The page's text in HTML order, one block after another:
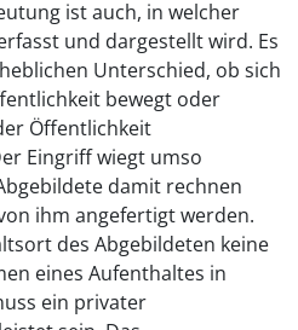
ist auch, in welcher
und dargestellt wird. Es
Unterschied, ob sich
bewegt oder
Öffentlichkeit
Eingriff wiegt umso
damit rechnen
ihm angefertigt werden.
des Abgebildeten keine
eines Aufenthaltes in
ein privater